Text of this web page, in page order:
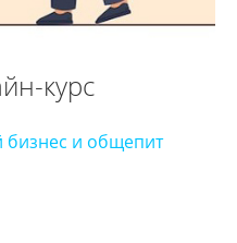
курс
бизнес и общепит